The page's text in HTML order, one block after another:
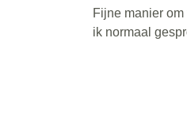
Fijne manier
ik normaal